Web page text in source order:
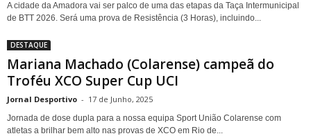
A cidade da Amadora vai ser palco de uma das etapas da Taça Intermunicipal
de BTT 2026. Será uma prova de Resistência (3 Horas), incluindo...
DESTAQUE
Mariana Machado (Colarense) campeã do
Troféu XCO Super Cup UCI
Jornal Desportivo - 17 de Junho, 2025
Jornada de dose dupla para a nossa equipa Sport União Colarense com
atletas a brilhar bem alto nas provas de XCO em Rio de...